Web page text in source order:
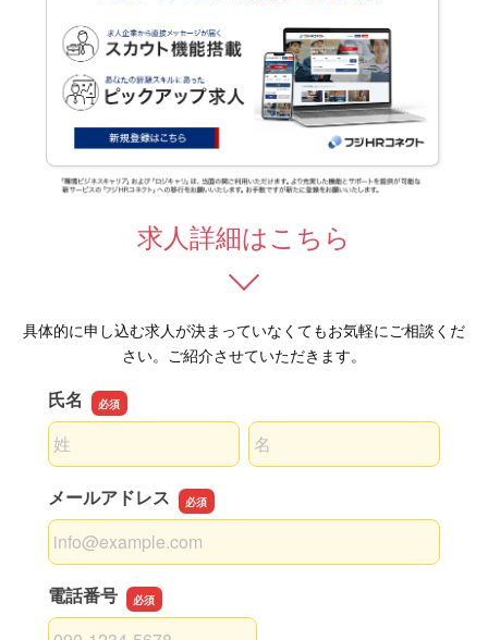
求人詳細はこちら
具体的に申し込む求人が決まっていなくてもお気軽にご相談くだ
さい。ご紹介させていただきます。